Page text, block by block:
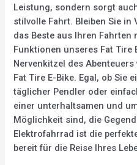
Leistung, sondern sorgt
stilvolle Fahrt. Bleiben Sie in
das Beste aus Ihren
Funktionen unseres Fat Tire
Nervenkitzel des
Fat Tire E-Bike. Egal, ob Sie
täglicher Pendler oder
einer unterhaltsamen und
Möglichkeit sind, die
Elektrofahrrad ist die
bereit für die Reise Ihres